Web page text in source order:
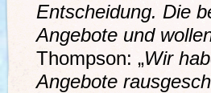
Entscheidung. Die
Angebote und
Thompson: „Wir
Angebote